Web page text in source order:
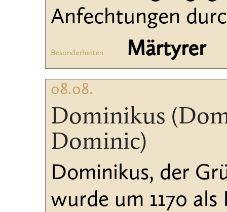
Anfechtungen
Besonderheiten Märtyrer
08.08.
Dominikus
Dominic)
Dominikus, der
wurde um 1170